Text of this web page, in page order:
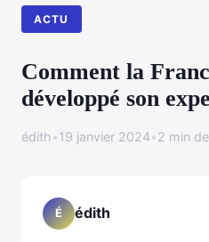
ACTU
Comment la
développé son
édith•19 janvier 2024•2 min
É édith